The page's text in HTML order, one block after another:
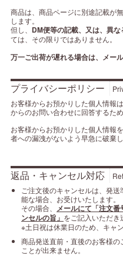
商品は、商品ページに別途記載が
します。
但し、 DM便等の記載、又は、異
ては、その限りではありません。
万一ご出荷が遅れる場合は、メー
プライバシーポリシー
お客様からお預かりした個人情報
からのお問い合わせに回答するため
お客様からお預かりした個人情報
者への漏洩がないよう早急に破棄し
返品・キャンセル対応
ご注文後のキャンセルは、発
能な場合、お受けいたします。
その場合、 メールにて「注文
ンセルの旨」 をご記入いただき
※土日祝は休業日のため、キャ
商品発送直前・直後のお客様
ことが出来ません。